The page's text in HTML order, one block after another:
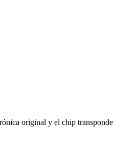
original y el chip